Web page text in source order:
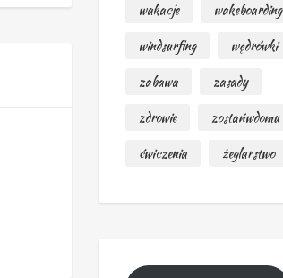
wakacje
wakeboarding
windsurfing
wędrówki
zabawa
zasady
zdrowie
zostańwdomu
ćwiczenia
żeglarstwo